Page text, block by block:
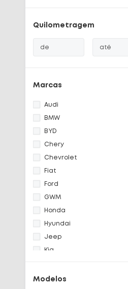
Diferenciais
Telefone
(48) 3113-2010
Quilometragem
de até
Marcas
Audi
BMW
BYD
Chery
Chevrolet
Fiat
Ford
GWM
Honda
Hyundai
Jeep
Kia
Mitsubishi
Modelos